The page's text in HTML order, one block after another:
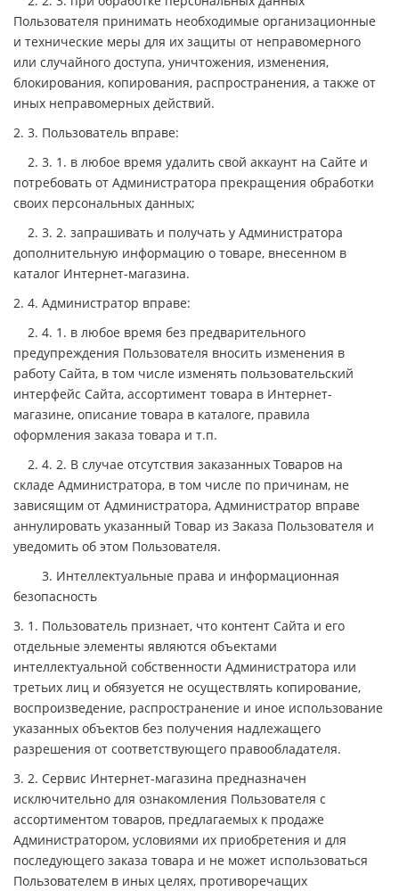
Пользователя принимать необходимые организационные
и технические меры для их защиты от неправомерного
или случайного доступа, уничтожения, изменения,
блокирования, копирования, распространения, а также от
иных неправомерных действий.
2. 3. Пользователь вправе:
2. 3. 1. в любое время удалить свой аккаунт на Сайте и
потребовать от Администратора прекращения обработки
своих персональных данных;
2. 3. 2. запрашивать и получать у Администратора
дополнительную информацию о товаре, внесенном в
каталог Интернет-магазина.
2. 4. Администратор вправе:
2. 4. 1. в любое время без предварительного
предупреждения Пользователя вносить изменения в
работу Сайта, в том числе изменять пользовательский
интерфейс Сайта, ассортимент товара в Интернет-
магазине, описание товара в каталоге, правила
оформления заказа товара и т.п.
2. 4. 2. В случае отсутствия заказанных Товаров на
складе Администратора, в том числе по причинам, не
зависящим от Администратора, Администратор вправе
аннулировать указанный Товар из Заказа Пользователя и
уведомить об этом Пользователя.
3. Интеллектуальные права и информационная
безопасность
3. 1. Пользователь признает, что контент Сайта и его
отдельные элементы являются объектами
интеллектуальной собственности Администратора или
третьих лиц и обязуется не осуществлять копирование,
воспроизведение, распространение и иное использование
указанных объектов без получения надлежащего
разрешения от соответствующего правообладателя.
3. 2. Сервис Интернет-магазина предназначен
исключительно для ознакомления Пользователя с
ассортиментом товаров, предлагаемых к продаже
Администратором, условиями их приобретения и для
последующего заказа товара и не может использоваться
Пользователем в иных целях, противоречащих